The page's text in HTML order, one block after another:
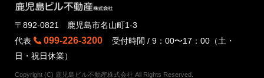
〒892-0821 鹿児島市名山町1-3
代表
099-226-3200 受付時間 / 9：00〜17：00（土・
日・祝日休業）
Copyright (C) 鹿児島ビル不動産株式会社 All Rights Reserved.